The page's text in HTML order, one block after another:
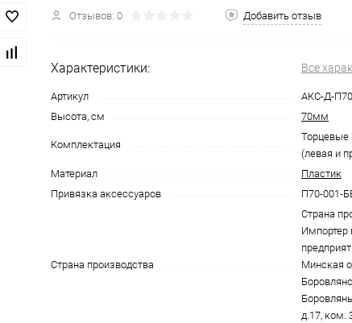
Отзывов: 0 Добавить отзыв
Характеристики: Все
Артикул
АКС-Д-
Высота, см
70мм
Комплектация
Торцевые
(левая и
Материал
Пластик
Привязка аксессуаров
П70-001-
Страна производства
Страна
Импортер
Минская
д.17, ком.